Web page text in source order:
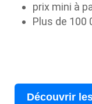
prix mini à
Plus de 100
Découvrir